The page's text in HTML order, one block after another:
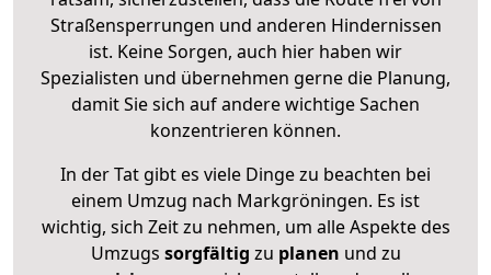
Straßensperrungen und anderen Hindernissen
ist. Keine Sorgen, auch hier haben wir
Spezialisten und übernehmen gerne die Planung,
damit Sie sich auf andere wichtige Sachen
konzentrieren können.
In der Tat gibt es viele Dinge zu beachten bei
einem Umzug nach Markgröningen. Es ist
wichtig, sich Zeit zu nehmen, um alle Aspekte des
Umzugs sorgfältig zu planen und zu